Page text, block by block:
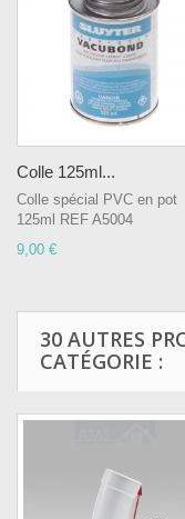
Colle 125ml...
Colle spécial PVC en pot
125ml REF A5004
9,00 €
30 AUTRES
CATÉGORIE :